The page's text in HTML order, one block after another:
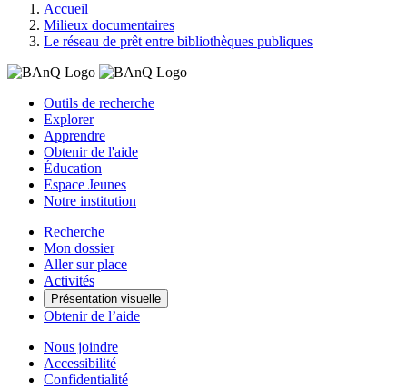
Accueil
Milieux documentaires
Le réseau de prêt entre bibliothèques publiques
Outils de recherche
Explorer
Apprendre
Obtenir de l'aide
Éducation
Espace Jeunes
Notre institution
Recherche
Mon dossier
Aller sur place
Activités
Présentation visuelle
Obtenir de l’aide
Nous joindre
Accessibilité
Confidentialité